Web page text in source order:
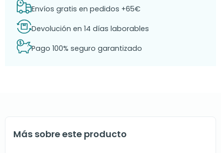
Envíos gratis en pedidos +65€
Devolución en 14 días laborables
Pago 100% seguro garantizado
Más sobre este producto